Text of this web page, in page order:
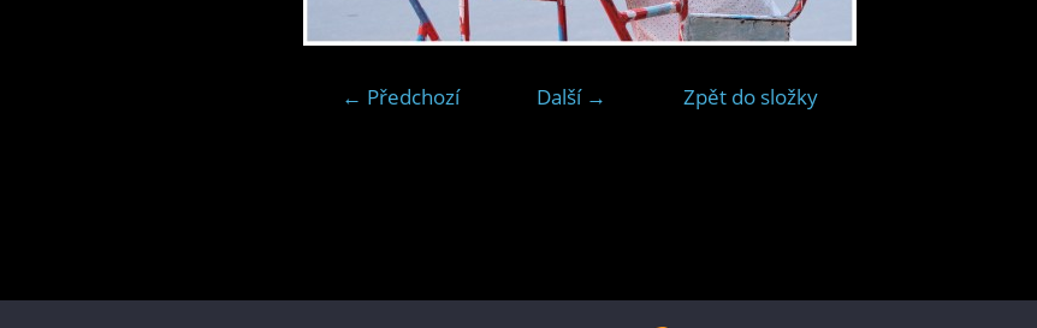
← Předchozí Další → Zpět do složky